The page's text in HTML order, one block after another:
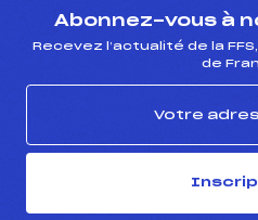
Abonnez-vous à
Recevez l’actualité de la
de